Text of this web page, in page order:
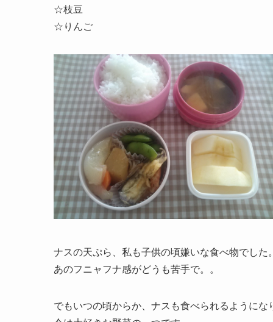
☆枝豆
☆りんご
ナスの天ぷら、私も子供の頃嫌いな食べ物でした
あのフニャフナ感がどうも苦手で。。
でもいつの頃からか、ナスも食べられるようにな